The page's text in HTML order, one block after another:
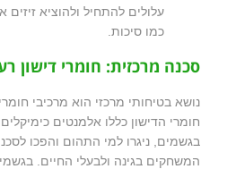
עלולים להתחיל ולהוציא זיזים
כמו סיכות.
סכנה מרכזית: חומרי דישון
נושא בטיחותי מרכזי הוא מרכיבי
חומרי הדישון כללו אלמנטים
בגשמים, ניגרו למי התהום והפכו
המשחקים בגינה ולבעלי החיים.